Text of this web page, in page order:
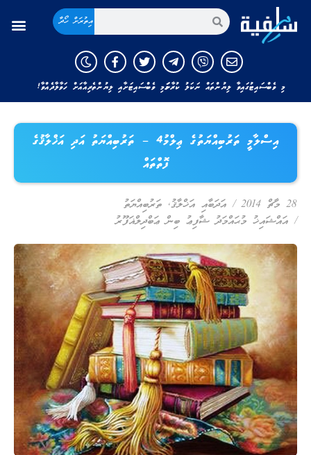
އިތުރަށް ހޯދާ
މި ވެބްސައިޓުގައިވާ ލިޔުންތައް ނަކަލު ކުރާނަމަ މި ވެބްސައިޓަށާއި ލިޔުންތެރިއާއަށް ހަވާލާދެއްވާ!
އިސްލާމީ ތަރުބިއްޔަތުގެ ޢިލްމު4 – ތަރުބިއްޔަތު އަދި އަޚްލާޤުގެ
ފޮތްތައް
28 މާޗް 2014 / އަދަބާއި އަޚްލާޤު, ތަރުބިއްޔަތު
/ އައްޝައިޚު މުޙައްމަދު ޝާފިޢު ބިން ޢަބްދިލްޣަފޫރު